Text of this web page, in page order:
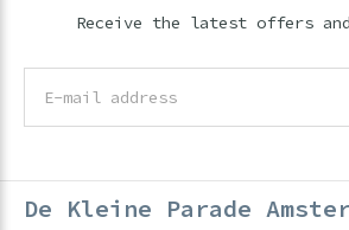
Receive the latest offers
De Kleine Parade